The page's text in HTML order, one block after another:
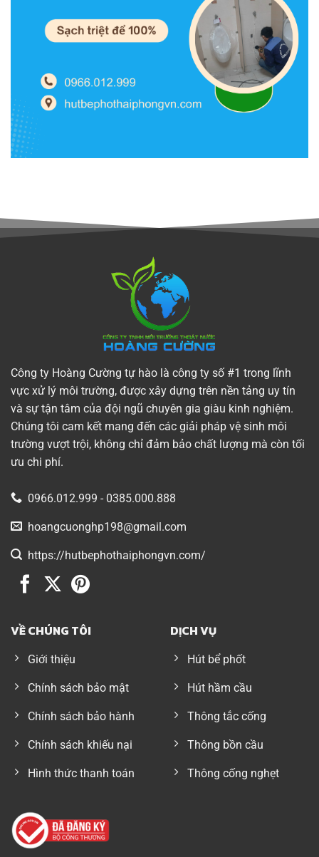
Công ty Hoàng Cường tự hào là công ty số #1 trong lĩnh
vực xử lý môi trường, được xây dựng trên nền tảng uy tín
và sự tận tâm của đội ngũ chuyên gia giàu kinh nghiệm.
Chúng tôi cam kết mang đến các giải pháp vệ sinh môi
trường vượt trội, không chỉ đảm bảo chất lượng mà còn tối
ưu chi phí.
0966.012.999 - 0385.000.888
hoangcuonghp198@gmail.com
https://hutbephothaiphongvn.com/
VỀ CHÚNG TÔI
Giới thiệu
Chính sách bảo mật
Chính sách bảo hành
Chính sách khiếu nại
Hình thức thanh toán
DỊCH VỤ
Hút bể phốt
Hút hầm cầu
Thông tắc cống
Thông bồn cầu
Thông cống nghẹt